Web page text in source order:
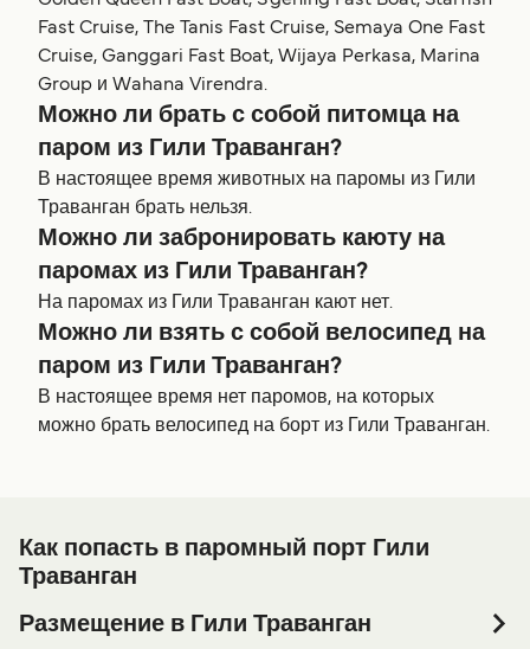
Fast Cruise, The Tanis Fast Cruise, Semaya One Fast
Cruise, Ganggari Fast Boat, Wijaya Perkasa, Marina
Group и Wahana Virendra.
Можно ли брать с собой питомца на
паром из Гили Траванган?
В настоящее время животных на паромы из Гили
Траванган брать нельзя.
Можно ли забронировать каюту на
паромах из Гили Траванган?
На паромах из Гили Траванган кают нет.
Можно ли взять с собой велосипед на
паром из Гили Траванган?
В настоящее время нет паромов, на которых
можно брать велосипед на борт из Гили Траванган.
Как попасть в паромный порт Гили
Траванган
Размещение в Гили Траванган